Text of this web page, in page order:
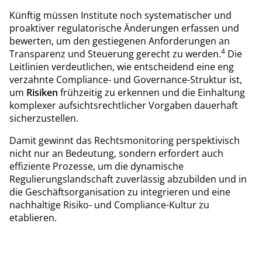
Künftig müssen Institute noch systematischer und
proaktiver regulatorische Änderungen erfassen und
bewerten, um den gestiegenen Anforderungen an
Transparenz und Steuerung gerecht zu werden.4 Die
Leitlinien verdeutlichen, wie entscheidend eine eng
verzahnte Compliance- und Governance-Struktur ist,
um Risiken frühzeitig zu erkennen und die Einhaltung
komplexer aufsichtsrechtlicher Vorgaben dauerhaft
sicherzustellen.
Damit gewinnt das Rechtsmonitoring perspektivisch
nicht nur an Bedeutung, sondern erfordert auch
effiziente Prozesse, um die dynamische
Regulierungslandschaft zuverlässig abzubilden und in
die Geschäftsorganisation zu integrieren und eine
nachhaltige Risiko- und Compliance-Kultur zu
etablieren.